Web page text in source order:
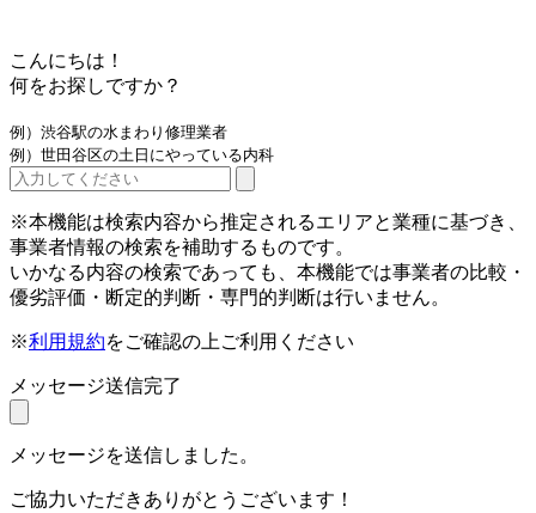
こんにちは！
何をお探しですか？
例）渋谷駅の水まわり修理業者
例）世田谷区の土日にやっている内科
※本機能は検索内容から推定されるエリアと業種に基づき、
事業者情報の検索を補助するものです。
いかなる内容の検索であっても、本機能では事業者の比較・
優劣評価・断定的判断・専門的判断は行いません。
※利用規約をご確認の上ご利用ください
メッセージ送信完了
メッセージを送信しました。
ご協力いただきありがとうございます！